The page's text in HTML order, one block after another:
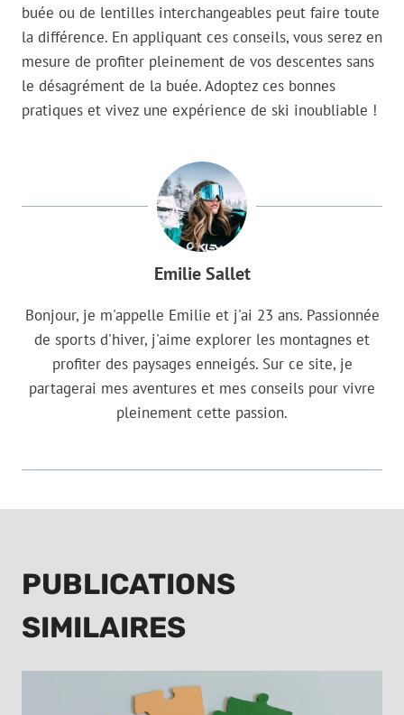
buée ou de lentilles interchangeables peut faire toute
la différence. En appliquant ces conseils, vous serez en
mesure de profiter pleinement de vos descentes sans
le désagrément de la buée. Adoptez ces bonnes
pratiques et vivez une expérience de ski inoubliable !
Emilie Sallet
Bonjour, je m'appelle Emilie et j'ai 23 ans. Passionnée
de sports d'hiver, j'aime explorer les montagnes et
profiter des paysages enneigés. Sur ce site, je
partagerai mes aventures et mes conseils pour vivre
pleinement cette passion.
PUBLICATIONS
SIMILAIRES